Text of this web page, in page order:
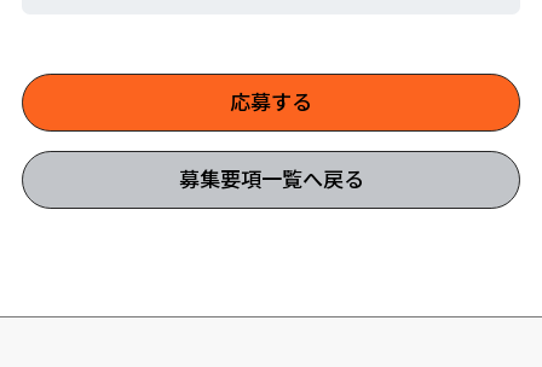
応募する
募集要項一覧へ戻る